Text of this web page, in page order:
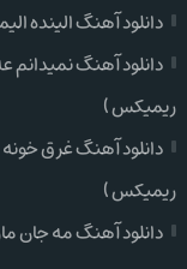
دانلود آهنگ الینده
دانلود آهنگ نمیدانم
ریمیکس )
دانلود آهنگ غرق
ریمیکس )
دانلود آهنگ مه جان